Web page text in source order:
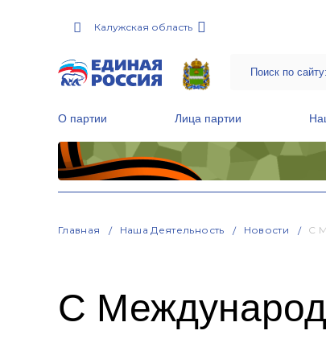
Калужская область
О партии Лица партии
Главная Наша Деятельность Новости С
С